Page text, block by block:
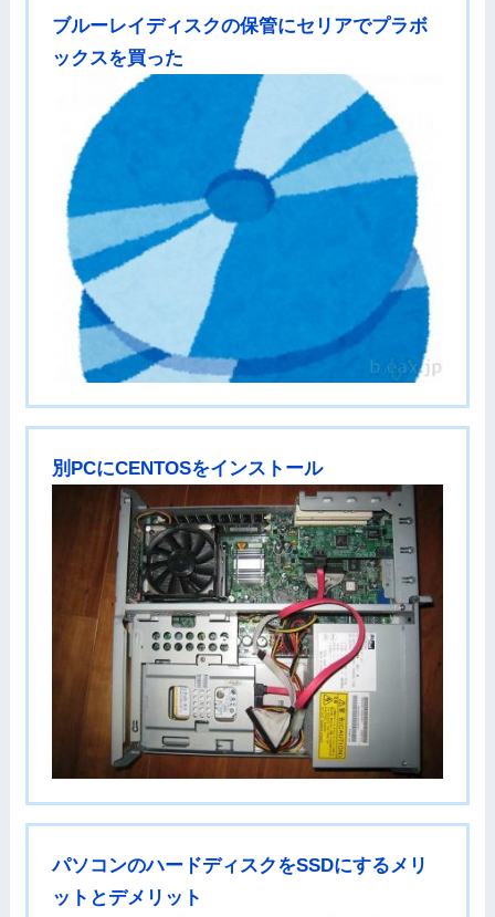
ブルーレイディスクの保管にセリアでプラボ
ックスを買った
別PCにCENTOSをインストール
パソコンのハードディスクをSSDにするメリ
ットとデメリット